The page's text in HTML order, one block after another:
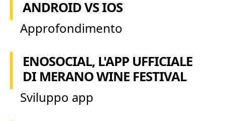
ANDROID VS IOS
Approfondimento
ENOSOCIAL, L'APP UFFICIALE
DI MERANO WINE FESTIVAL
Sviluppo app